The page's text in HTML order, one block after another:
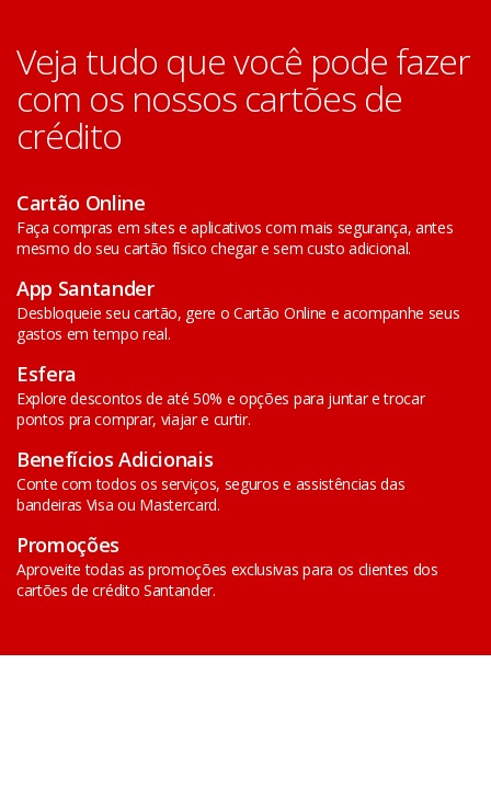
Veja tudo que você pode fazer
com os nossos cartões de
crédito
Cartão Online
Faça compras em sites e aplicativos com mais segurança, antes
mesmo do seu cartão físico chegar e sem custo adicional.
App Santander
Desbloqueie seu cartão, gere o Cartão Online e acompanhe seus
gastos em tempo real.
Esfera
Explore descontos de até 50% e opções para juntar e trocar
pontos pra comprar, viajar e curtir.
Benefícios Adicionais
Conte com todos os serviços, seguros e assistências das
bandeiras Visa ou Mastercard.
Promoções
Aproveite todas as promoções exclusivas para os clientes dos
cartões de crédito Santander.